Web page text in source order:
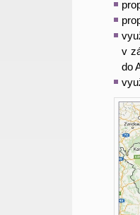
v
do